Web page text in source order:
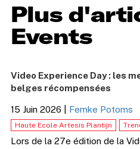
Plus
Events
Video Experience Day : les
belges récompensées
15 Juin 2026 Femke Potoms
Haute Ecole Artesis Plantijn
Lors de la 27e édition de la